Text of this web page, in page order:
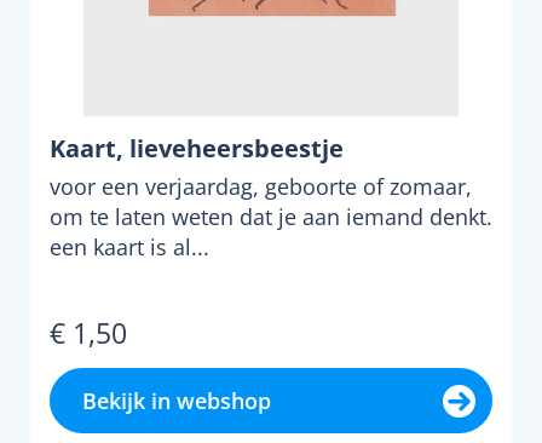
Kaart, lieveheersbeestje
voor een verjaardag, geboorte of zomaar,
om te laten weten dat je aan iemand denkt.
een kaart is al...
€ 1,50
Bekijk in webshop